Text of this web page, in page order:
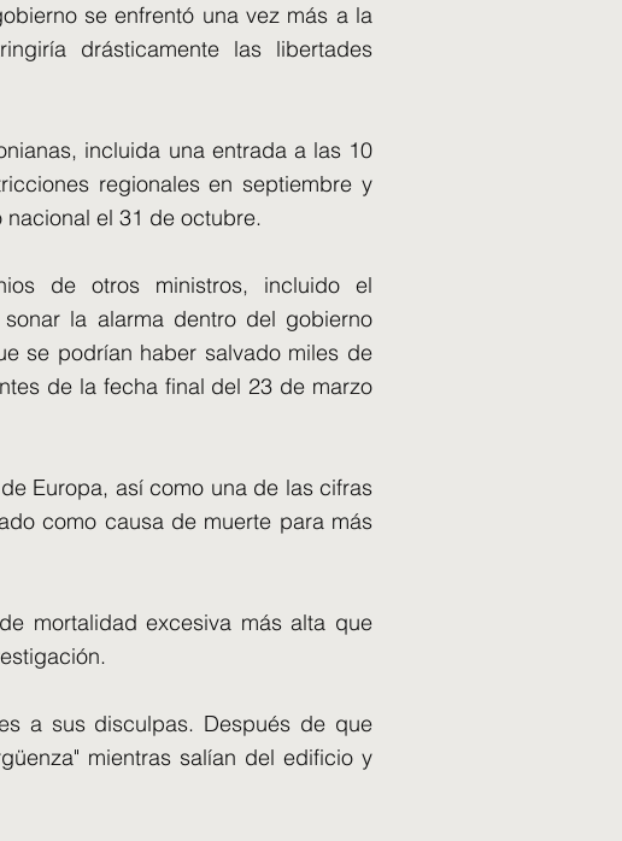
se enfrentó una vez más a la
drásticamente las libertades
incluida una entrada a las 10
regionales en septiembre y
el 31 de octubre.
de otros ministros, incluido el
la alarma dentro del gobierno
se podrían haber salvado miles de
de la fecha final del 23 de marzo
Europa, así como una de las cifras
como causa de muerte para más
mortalidad excesiva más alta que
a sus disculpas. Después de que
mientras salían del edificio y